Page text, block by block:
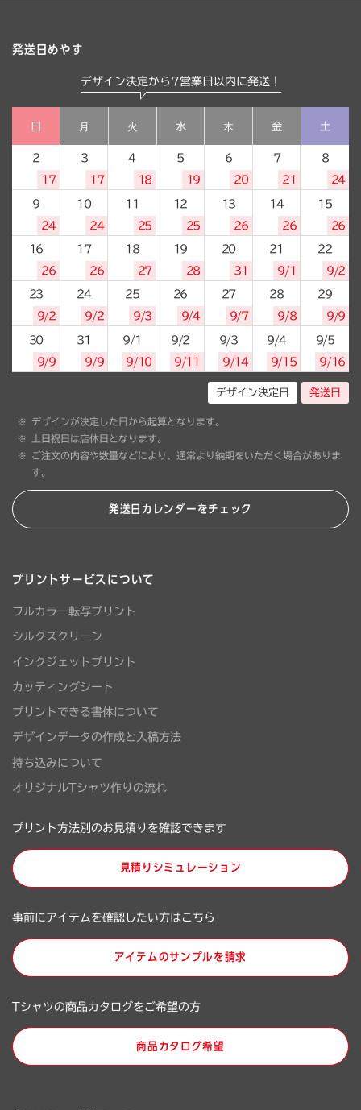
発送日めやす
デザイン決定から7営業日以内に発送！
日 月 火 水 木 金 土
2
17
3
17
4
18
5
19
6
20
7
21
8
24
9
24
10
24
11
25
12
25
13
26
14
26
15
26
16
26
17
26
18
27
19
28
20
31
21
9/1
22
9/2
23
9/2
24
9/2
25
9/3
26
9/4
27
9/7
28
9/8
29
9/9
30
9/9
31
9/9
9/1
9/10
9/2
9/11
9/3
9/14
9/4
9/15
9/5
9/16
デザイン決定日 発送日
デザインが決定した日から起算となります。
土日祝日は店休日となります。
ご注文の内容や数量などにより、通常より納期をいただく場合がありま
す。
発送日カレンダーをチェック
プリントサービスについて
フルカラー転写プリント
シルクスクリーン
インクジェットプリント
カッティングシート
プリントできる書体について
デザインデータの作成と入稿方法
持ち込みについて
オリジナルTシャツ作りの流れ
プリント方法別のお見積りを確認できます
見積りシミュレーション
事前にアイテムを確認したい方はこちら
アイテムのサンプルを請求
Tシャツの商品カタログをご希望の方
商品カタログ希望